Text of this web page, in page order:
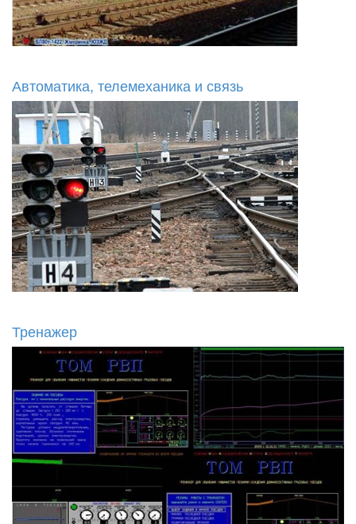
Автоматика, телемеханика и связь
Тренажер